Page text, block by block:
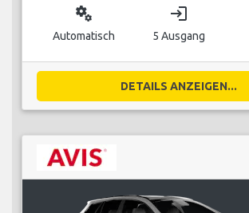
miscellaneous_services
Automatisch
login
5 Ausgang
DETAILS ANZEIGEN...